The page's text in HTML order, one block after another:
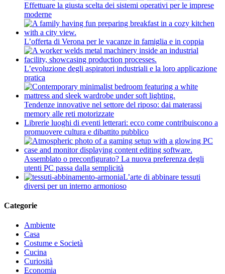
Effettuare la giusta scelta dei sistemi operativi per le imprese
moderne
L’offerta di Verona per le vacanze in famiglia e in coppia
L’evoluzione degli aspiratori industriali e la loro applicazione
pratica
Tendenze innovative nel settore del riposo: dai materassi
memory alle reti motorizzate
Librerie luoghi di eventi letterari: ecco come contribuiscono a
promuovere cultura e dibattito pubblico
Assemblato o preconfigurato? La nuova preferenza degli
utenti PC passa dalla semplicità
L’arte di abbinare tessuti
diversi per un interno armonioso
Categorie
Ambiente
Casa
Costume e Società
Cucina
Curiosità
Economia